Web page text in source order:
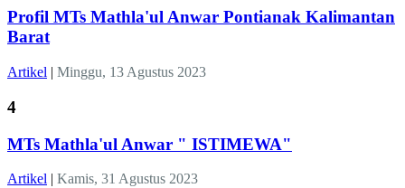
Profil MTs Mathla'ul Anwar Pontianak Kalimantan
Barat
Artikel | Minggu, 13 Agustus 2023
4
MTs Mathla'ul Anwar " ISTIMEWA"
Artikel | Kamis, 31 Agustus 2023